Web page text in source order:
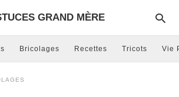
GRAND MÈRE
Bricolages Recettes Tricots Vie